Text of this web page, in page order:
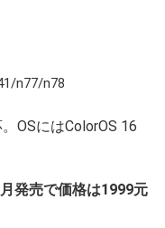
n77/n78
OSにはColorOS 16
発売で価格は1999元